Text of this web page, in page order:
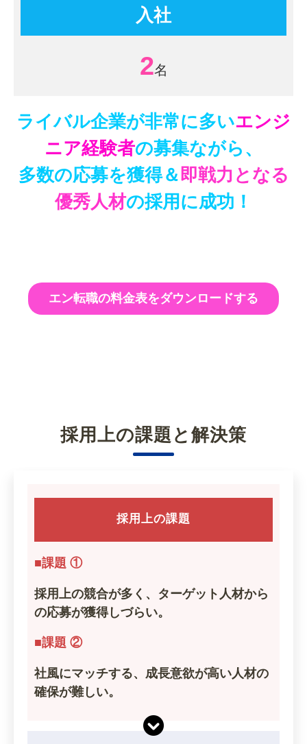
入社
2
ライバル企業が非常に多いエンジ
ニア経験者の募集ながら、
多数の応募を獲得＆即戦力となる
優秀人材の採用に成功！
エン転職の料金表をダウンロードする
採用上の課題と解決策
採用上の課題
■課題 ①
採用上の競合が多く、ターゲット人材から
の応募が獲得しづらい。
■課題 ②
社風にマッチする、成長意欲が高い人材の
確保が難しい。